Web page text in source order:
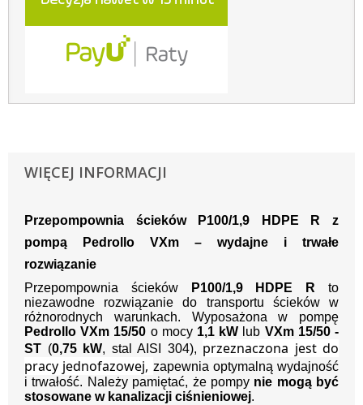
WIĘCEJ INFORMACJI
Przepompownia ścieków P100/1,9 HDPE R z
pompą Pedrollo VXm – wydajne i trwałe
rozwiązanie
Przepompownia ścieków
P100/1,9 HDPE R to
niezawodne rozwiązanie do transportu ścieków w
różnorodnych warunkach. Wyposażona w pompę
Pedrollo VXm 15/50 o mocy 1,1 kW lub VXm 15/50 -
ST (0,75 kW, stal AISI 304), przeznaczona jest do
pracy jednofazowej, zapewnia optymalną wydajność
i trwałość. Należy pamiętać, że pompy nie mogą być
stosowane w kanalizacji ciśnieniowej.